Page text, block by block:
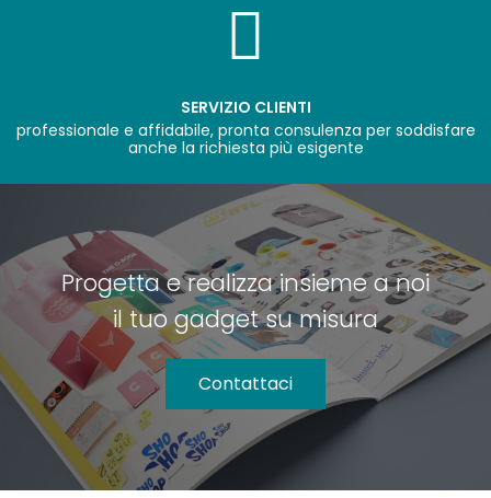
SERVIZIO CLIENTI
professionale e affidabile, pronta consulenza per soddisfare
anche la richiesta più esigente
Progetta e realizza insieme a noi
il tuo gadget su misura
Contattaci